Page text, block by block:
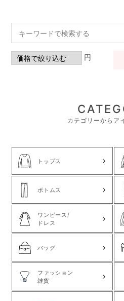
円
カテゴリーからア
トップス
ボトムス
ワンピース/
ドレス
バッグ
ファッション
雑貨